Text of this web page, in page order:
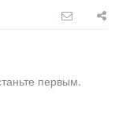
первым.